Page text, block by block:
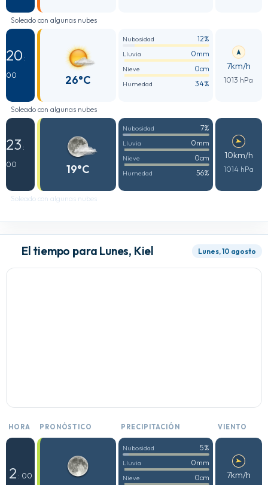
Soleado con algunas nubes
20 :
00
26°C
Nubosidad 12%
Lluvia 0mm
Nieve 0cm
Humedad 34%
7km/h
1013 hPa
Soleado con algunas nubes
23 :
00
19°C
Nubosidad 7%
Lluvia 0mm
Nieve 0cm
Humedad 56%
10km/h
1014 hPa
Soleado con algunas nubes
El tiempo para Lunes, Kiel Lunes, 10 agosto
HORA PRONÓSTICO PRECIPITACIÓN VIENTO
2 : 00
Nubosidad 5%
Lluvia 0mm
Nieve 0cm 7km/h